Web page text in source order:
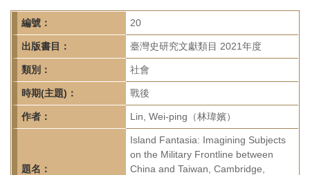
院-
臺
灣
史
研
究
編號： 20
出版書目： 臺灣史研究文獻類目 2021年度
類別： 社會
時期(主題)： 戰後
作者： Lin, Wei-ping（林瑋嬪）
題名：
Island Fantasia: Imagining Subjects
on the Military Frontline between
China and Taiwan, Cambridge,